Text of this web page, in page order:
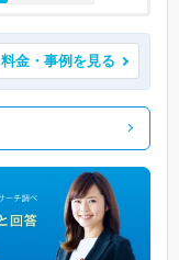
料金・事例を見る